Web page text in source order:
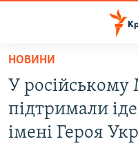
Перейти
основного
матеріалу
Перейти
до
ВОДА.КРИМ
ВІДЕО ТА ФОТО
НОВИНИ
У
підтримали
імені Героя